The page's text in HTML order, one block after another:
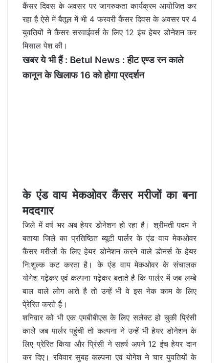
कैंसर दिवस के अवसर पर जागरुकता कार्यक्रम आयोजित कर
रहा है ऐसे में बैतूल में भी 4 फरवरी कैंसर दिवस के अवसर पर 4
युवतियों ने कैंसर सरवाईवर्स के लिए 12 इंच हेयर डोनेशन कर
मिसाल पेश की।
खबर ये भी हैं : Betul News : हीट एण्ड रन काले
कानून के खिलाफ 16 को होगा प्रदर्शन
के एंड वाय मेकओवर कैंसर मरीजों का बना
मददगार
जिले में वर्ष भर अब हेयर डोनेशन हो रहा है। श्रीमती पदम ने
बताया जिले का प्रतिष्ठित ब्यूटी पार्लर के एंड वाय मेकओवर
कैंसर मरीजों के लिए हेयर डोनेशन करने वाले डोनर्स के हेयर
नि:शुल्क कट करता है। के एंड वाय मेकओवर के संचालक
योगेश गढ़ेकर एवं कल्पना गढ़ेकर बताते है कि पार्लर में जब लम्बे
बाल वाले लोग आते है तो उन्हें भी वे इस नेक काम के लिए
पे्रेरित करते है।
शनिवार को भी एक एमबीबीएस के लिए सलेक्ट हो चुकी प्रिंसी
काले जब पार्लर पहुंची तो कल्पना ने उन्हें भी हेयर डोनेशन के
लिए प्रेरित किया और प्रिंसी ने सहर्ष अपने 12 इंच हेयर दान
कर दिए। रविवार सुबह कल्पना एवं योगेश ने चार युवतियों के